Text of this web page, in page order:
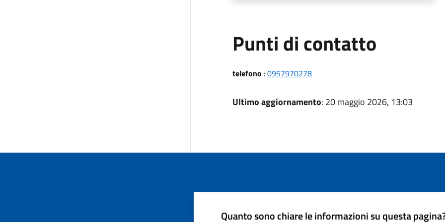
Punti di contatto
telefono :0957970278
Ultimo aggiornamento: 20 maggio 2026, 13:03
Quanto sono chiare le informazioni su questa